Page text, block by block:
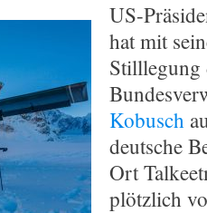
US-
hat mit
Stilllegung
Kobusch
deutsche
Ort
plötzlich